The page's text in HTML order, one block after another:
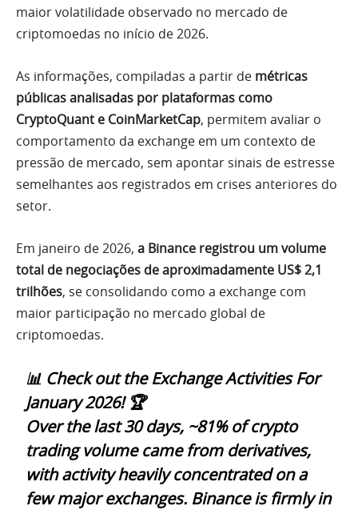
maior volatilidade observado no mercado de
criptomoedas no início de 2026.
As informações, compiladas a partir de métricas
públicas analisadas por plataformas como
CryptoQuant e CoinMarketCap, permitem avaliar o
comportamento da exchange em um contexto de
pressão de mercado, sem apontar sinais de estresse
semelhantes aos registrados em crises anteriores do
setor.
Em janeiro de 2026, a Binance registrou um volume
total de negociações de aproximadamente US$ 2,1
trilhões, se consolidando como a exchange com
maior participação no mercado global de
criptomoedas.
📊 Check out the Exchange Activities For
January 2026! 🏆
Over the last 30 days, ~81% of crypto
trading volume came from derivatives,
with activity heavily concentrated on a
few major exchanges. Binance is firmly in